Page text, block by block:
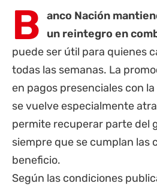
B anco Nación
un reintegro en
puede ser útil para quienes
todas las semanas. La
en pagos presenciales con
se vuelve especialmente
permite recuperar parte del
siempre que se cumplan las
beneficio.
Según las condiciones